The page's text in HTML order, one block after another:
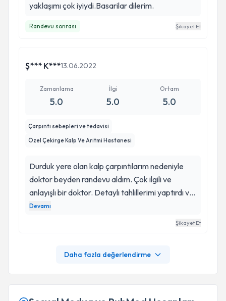
yaklaşımı çok iyiydi.Basarilar dilerim.
Randevu sonrası Şikayet Et
Ş*** K***13.06.2022
Zamanlama
5.0
İlgi
5.0
Ortam
5.0
Çarpıntı sebepleri ve tedavisi
Özel Çekirge Kalp Ve Aritmi Hastanesi
Durduk yere olan kalp çarpıntılarım nedeniyle
doktor beyden randevu aldım. Çok ilgili ve
anlayışlı bir doktor. Detaylı tahlillerimi yaptırdı ve
hepsini bana tek tek anlattı. Sakinliği ve tavrı
insana güven veriyor. Bursa’da herkese tavsiye
Devamı
Şikayet Et
Daha fazla değerlendirme